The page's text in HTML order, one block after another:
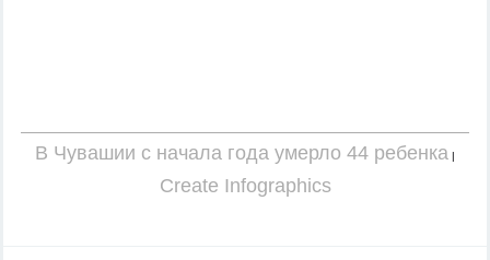
В Чувашии с начала года умерло 44 ребенка |
Create Infographics